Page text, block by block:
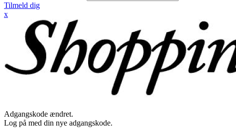
Tilmeld dig
x
Adgangskode ændret.
Log på med din nye adgangskode.